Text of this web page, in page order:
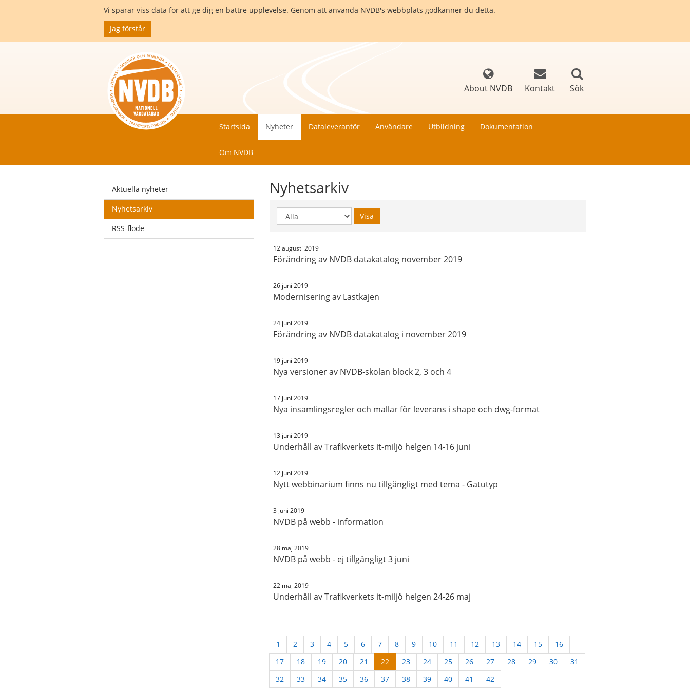
Vi sparar viss data för att ge dig en bättre upplevelse. Genom att använda NVDB's webbplats godkänner du detta.
Jag förstår
Sök
Startsida Nyheter Dataleverantör Användare Utbildning Dokumentation
Om NVDB
About NVDB Kontakt
Aktuella nyheter
Nyhetsarkiv
RSS-flöde
Nyhetsarkiv
Visa
år:
Visa
12 augusti 2019
Förändring av NVDB datakatalog november 2019
26 juni 2019
Modernisering av Lastkajen
24 juni 2019
Förändring av NVDB datakatalog i november 2019
19 juni 2019
Nya versioner av NVDB-skolan block 2, 3 och 4
17 juni 2019
Nya insamlingsregler och mallar för leverans i shape och dwg-format
13 juni 2019
Underhåll av Trafikverkets it-miljö helgen 14-16 juni
12 juni 2019
Nytt webbinarium finns nu tillgängligt med tema - Gatutyp
3 juni 2019
NVDB på webb - information
28 maj 2019
NVDB på webb - ej tillgängligt 3 juni
22 maj 2019
Underhåll av Trafikverkets it-miljö helgen 24-26 maj
1 2 3 4 5 6 7 8 9 10 11 12 13 14 15
16
17
18 19 20 21 22 23 24 25 26 27 28 29 30
31
32
33 34 35 36 37 38 39 40 41 42